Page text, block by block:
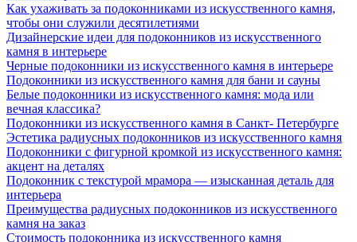
Как ухаживать за подоконниками из искусственного камня,
чтобы они служили десятилетиями
Дизайнерские идеи для подоконников из искусственного
камня в интерьере
Черные подоконники из искусственного камня в интерьере
Подоконники из искусственного камня для бани и сауны
Белые подоконники из искусственного камня: мода или
вечная классика?
Подоконники из искусственного камня в Санкт- Петербурге
Эстетика радиусных подоконников из искусственного камня
Подоконники с фигурной кромкой из искусственного камня:
акцент на деталях
Подоконник с текстурой мрамора — изысканная деталь для
интерьера
Преимущества радиусных подоконников из искусственного
камня на заказ
Стоимость подоконника из искусственного камня